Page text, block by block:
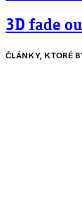
3D fade
ČLÁNKY, KTORÉ